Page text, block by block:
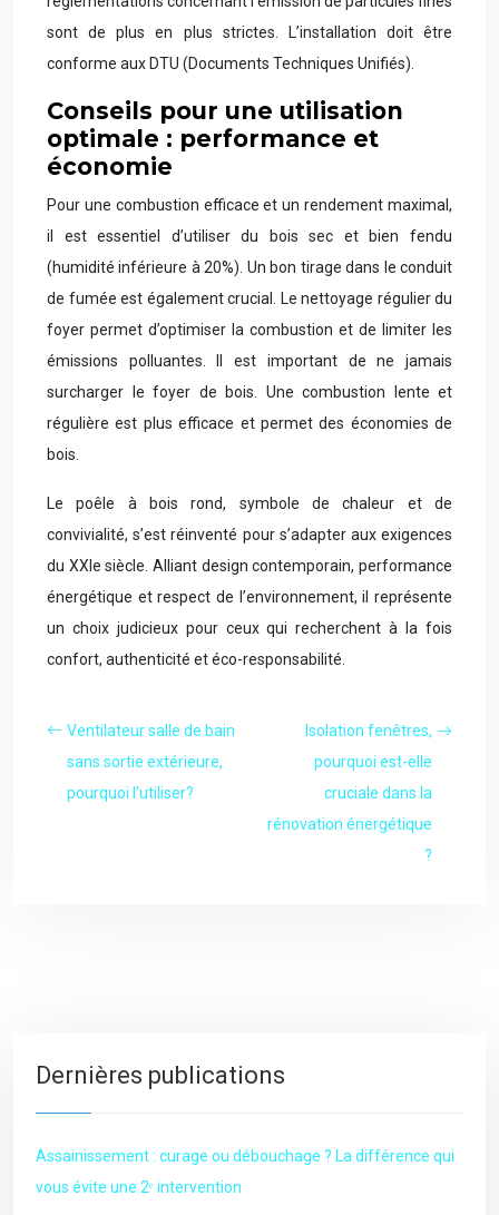
sont de plus en plus strictes. L’installation doit être
conforme aux DTU (Documents Techniques Unifiés).
Conseils pour une utilisation
optimale : performance et
économie
Pour une combustion efficace et un rendement maximal,
il est essentiel d’utiliser du bois sec et bien fendu
(humidité inférieure à 20%). Un bon tirage dans le conduit
de fumée est également crucial. Le nettoyage régulier du
foyer permet d’optimiser la combustion et de limiter les
émissions polluantes. Il est important de ne jamais
surcharger le foyer de bois. Une combustion lente et
régulière est plus efficace et permet des économies de
bois.
Le poêle à bois rond, symbole de chaleur et de
convivialité, s’est réinventé pour s’adapter aux exigences
du XXIe siècle. Alliant design contemporain, performance
énergétique et respect de l’environnement, il représente
un choix judicieux pour ceux qui recherchent à la fois
confort, authenticité et éco-responsabilité.
Ventilateur salle de bain
sans sortie extérieure,
pourquoi l’utiliser?
Isolation fenêtres,
pourquoi est-elle
cruciale dans la
rénovation énergétique
?
Dernières publications
Assainissement : curage ou débouchage ? La différence qui
vous évite une 2ᵉ intervention